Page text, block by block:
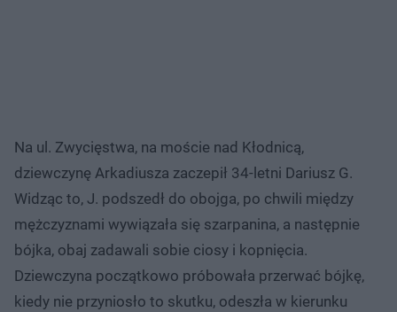
Na ul. Zwycięstwa, na moście nad Kłodnicą,
dziewczynę Arkadiusza zaczepił 34-letni Dariusz G.
Widząc to, J. podszedł do obojga, po chwili między
mężczyznami wywiązała się szarpanina, a następnie
bójka, obaj zadawali sobie ciosy i kopnięcia.
Dziewczyna początkowo próbowała przerwać bójkę,
kiedy nie przyniosło to skutku, odeszła w kierunku